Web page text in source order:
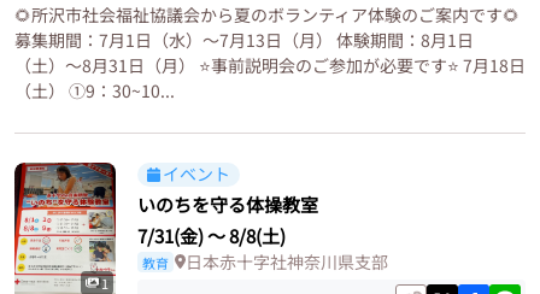
🌻所沢市社会福祉協議会から夏のボランティア体験のご案内です🌻
募集期間：7月1日（水）〜7月13日（月） 体験期間：8月1日
（土）〜8月31日（月） ⭐️事前説明会のご参加が必要です⭐️ 7月18日
（土） ①9：30~10...
1
イベント
いのちを守る体操教室
7/31(金)〜8/8(土)
教育 日本赤十字社神奈川県支部